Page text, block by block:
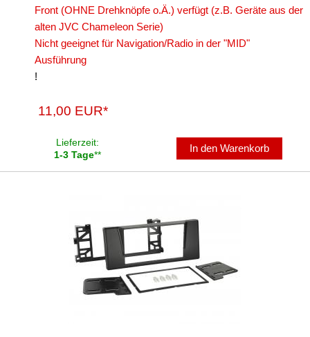
Lenkradadapter
Marderschutz
Multimediainterface
Radioblenden
Front (OHNE Drehknöpfe o.Ä.) verfügt (z.B. Geräte aus der
alten JVC Chameleon Serie)
Nicht geeignet für Navigation/Radio in der "MID"
Ausführung
!
11,00 EUR*
Lieferzeit:
1-3 Tage**
In den Warenkorb